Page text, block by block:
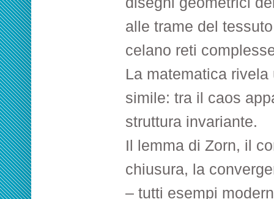
alle trame del
celano reti
La matematica rivela
simile: tra il caos
struttura invariante.
Il lemma di Zorn, il
chiusura, la
– tutti esempi